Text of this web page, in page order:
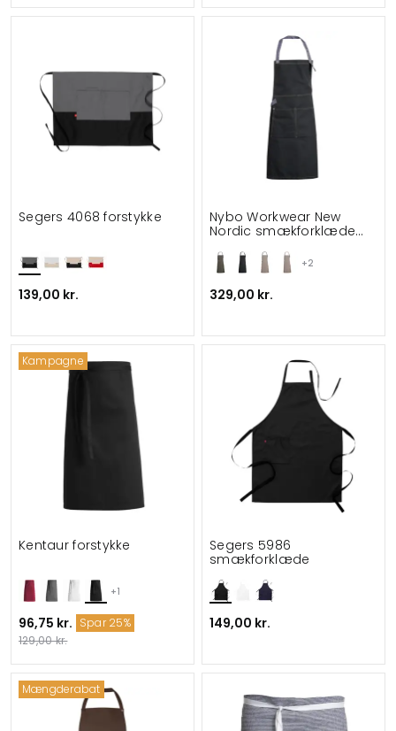
Segers 4068 forstykke
139,00 kr.
+2
Nybo Workwear New
Nordic smækforklæde
329,00 kr.
Kampagne
+1
Kentaur forstykke
96,75 kr. Spar 25%
129,00 kr.
Segers 5986
smækforklæde
149,00 kr.
Mængderabat